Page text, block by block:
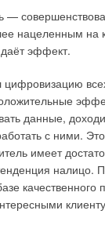
—
нацеленным на
эффект.
данные,
с ними.
имеет
налицо.
качественного
Валентиновича
расчёта
ВДЭК и проверка её
посёлка
следа в
2026
сфера
2026
более быстрого,
почти
», — добавил
резкий «крен»
произойдёт
поскольку
слишком